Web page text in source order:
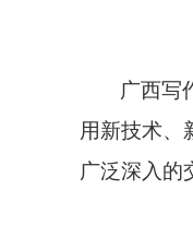
广西写
用新技术、
广泛深入的